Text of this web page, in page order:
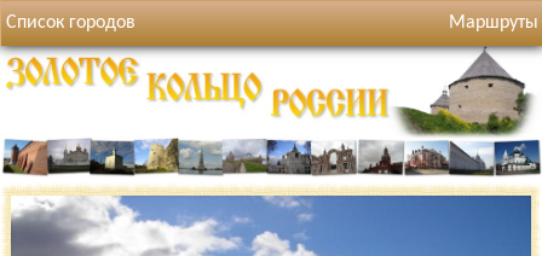
Список городов Маршруты